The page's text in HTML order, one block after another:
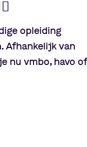
opleiding
Afhankelijk van
nu vmbo, havo of